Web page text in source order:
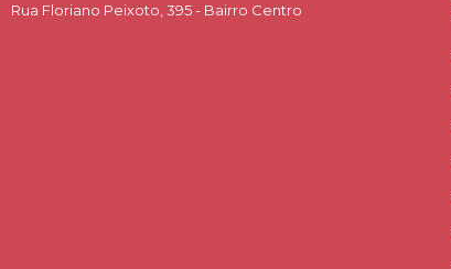
Rua Floriano Peixoto, 395 - Bairro Centro